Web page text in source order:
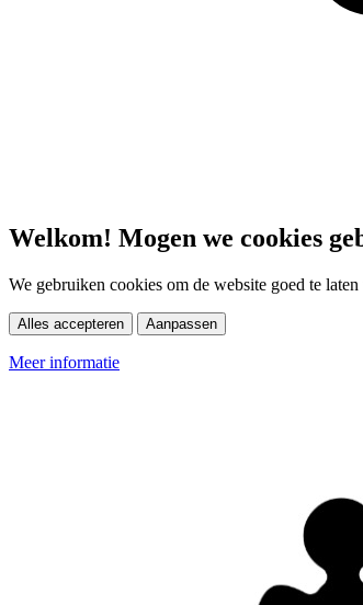
Welkom! Mogen we cookies
We gebruiken cookies om de website goed te
Alles accepteren Aanpassen
Meer informatie